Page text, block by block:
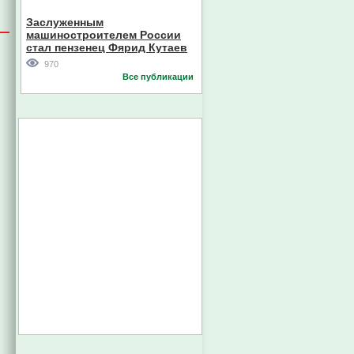
Заслуженным
машиностроителем России
стал пензенец Фярид Кутаев
970
Все публикации